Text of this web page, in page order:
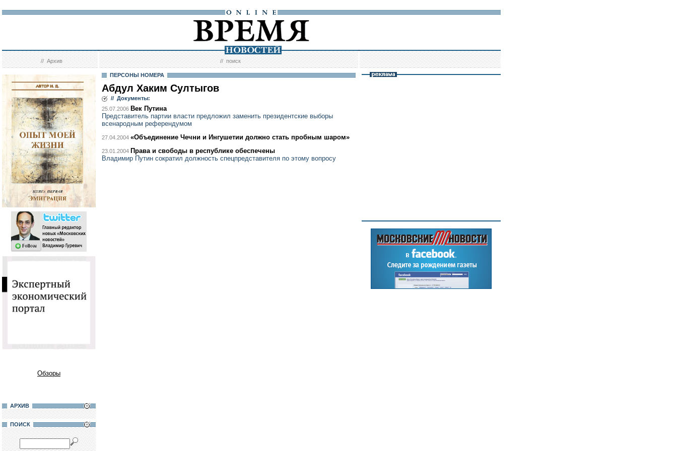
//Архив //поиск
Обзоры
АРХИВ
ПОИСК
ПЕРСОНЫ НОМЕРА
Абдул Хаким Султыгов
// Документы:
25.07.2006 Век Путина
Представитель партии власти предложил заменить президентские выборы
всенародным референдумом
27.04.2004 «Объединение Чечни и Ингушетии должно стать пробным шаром»
23.01.2004 Права и свободы в республике обеспечены
Владимир Путин сократил должность спецпредставителя по этому вопросу